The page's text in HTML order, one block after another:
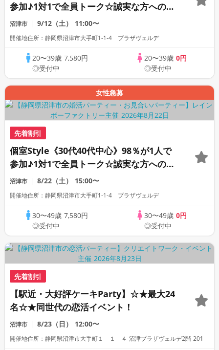
参加♪1対1で全員トーク☆誠実な方への婚
活パーティー
沼津市 9/12（土） 11:00〜
開催地住所：静岡県沼津市大手町1-1-4 プラザヴェルデ
20〜39歳 7,580円
◎受付中
20〜39歳 0円
◎受付中
女性急募
先着割引
個室Style《30代40代中心》98％が1人で
参加♪1対1で全員トーク☆誠実な方への婚
活パーティー
沼津市 8/22（土） 15:00〜
開催地住所：静岡県沼津市大手町1-1-4 プラザヴェルデ
30〜49歳 7,580円
◎受付中
30〜49歳 0円
◎受付中
先着割引
【駅近・大好評ケーキParty】☆★最大24
名☆★同世代の恋活イベント！
沼津市 8/23（日） 12:00〜
開催地住所：静岡県沼津市大手町１－１－４ 沼津プラザヴェルデ2階 201